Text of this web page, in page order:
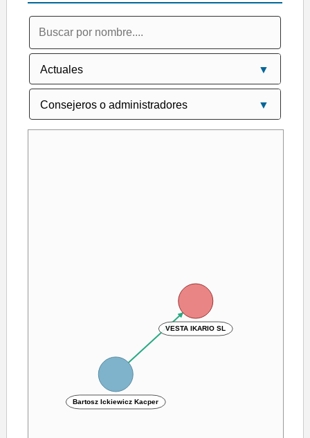
VESTA IKARIO SL
Bartosz Ickiewicz Kacper